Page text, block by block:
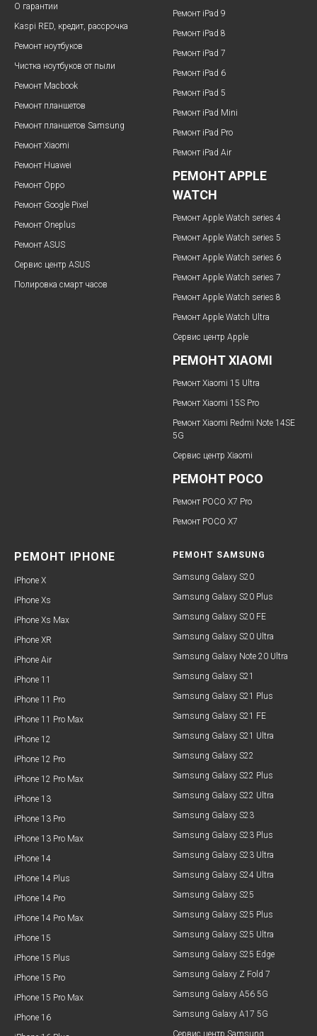
О гарантии
Kaspi RED, кредит, рассрочка
Ремонт ноутбуков
Чистка ноутбуков от пыли
Ремонт Macbook
Ремонт планшетов
Ремонт планшетов Samsung
Ремонт Xiaomi
Ремонт Huawei
Ремонт Oppo
Ремонт Google Pixel
Ремонт Oneplus
Ремонт ASUS
Сервис центр ASUS
Полировка смарт часов
Ремонт iPad 9
Ремонт iPad 8
Ремонт iPad 7
Ремонт iPad 6
Ремонт iPad 5
Ремонт iPad Mini
Ремонт iPad Pro
Ремонт iPad Air
РЕМОНТ APPLE
WATCH
Ремонт Apple Watch series 4
Ремонт Apple Watch series 5
Ремонт Apple Watch series 6
Ремонт Apple Watch series 7
Ремонт Apple Watch series 8
Ремонт Apple Watch Ultra
Сервис центр Apple
РЕМОНТ XIAOMI
Ремонт Xiaomi 15 Ultra
Ремонт Xiaomi 15S Pro
Ремонт Xiaomi Redmi Note 14SE
5G
Сервис центр Xiaomi
РЕМОНТ POCO
Ремонт POCO X7 Pro
Ремонт POCO X7
РЕМОНТ IPHONE
iPhone X
iPhone Xs
iPhone Xs Max
iPhone XR
iPhone Air
iPhone 11
iPhone 11 Pro
iPhone 11 Pro Max
iPhone 12
iPhone 12 Pro
iPhone 12 Pro Max
iPhone 13
iPhone 13 Pro
iPhone 13 Pro Max
iPhone 14
iPhone 14 Plus
iPhone 14 Pro
iPhone 14 Pro Max
iPhone 15
iPhone 15 Plus
iPhone 15 Pro
iPhone 15 Pro Max
iPhone 16
РЕМОНТ SAMSUNG
Samsung Galaxy S20
Samsung Galaxy S20 Plus
Samsung Galaxy S20 FE
Samsung Galaxy S20 Ultra
Samsung Galaxy Note 20 Ultra
Samsung Galaxy S21
Samsung Galaxy S21 Plus
Samsung Galaxy S21 FE
Samsung Galaxy S21 Ultra
Samsung Galaxy S22
Samsung Galaxy S22 Plus
Samsung Galaxy S22 Ultra
Samsung Galaxy S23
Samsung Galaxy S23 Plus
Samsung Galaxy S23 Ultra
Samsung Galaxy S24 Ultra
Samsung Galaxy S25
Samsung Galaxy S25 Plus
Samsung Galaxy S25 Ultra
Samsung Galaxy S25 Edge
Samsung Galaxy Z Fold 7
Samsung Galaxy A56 5G
Samsung Galaxy A17 5G
Сервис центр Samsung